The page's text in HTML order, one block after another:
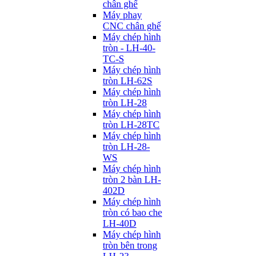
chân ghế
Máy phay
CNC chân ghế
Máy chép hình
tròn - LH-40-
TC-S
Máy chép hình
tròn LH-62S
Máy chép hình
tròn LH-28
Máy chép hình
tròn LH-28TC
Máy chép hình
tròn LH-28-
WS
Máy chép hình
tròn 2 bàn LH-
402D
Máy chép hình
tròn có bao che
LH-40D
Máy chép hình
tròn bên trong